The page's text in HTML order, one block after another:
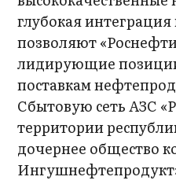
глубокая
позволяют
лидирующие
поставкам
Сбытовую сеть АЗС
территории
дочернее общество